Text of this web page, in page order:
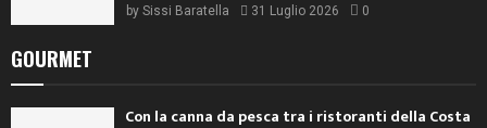
by Sissi Baratella 31 Luglio 2026 0
GOURMET
Con la canna da pesca tra i ristoranti della Costa